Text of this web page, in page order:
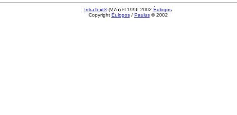
IntraText®(V7n) © 1996-2002 Èulogos
Copyright Èulogos/ Paulus© 2002